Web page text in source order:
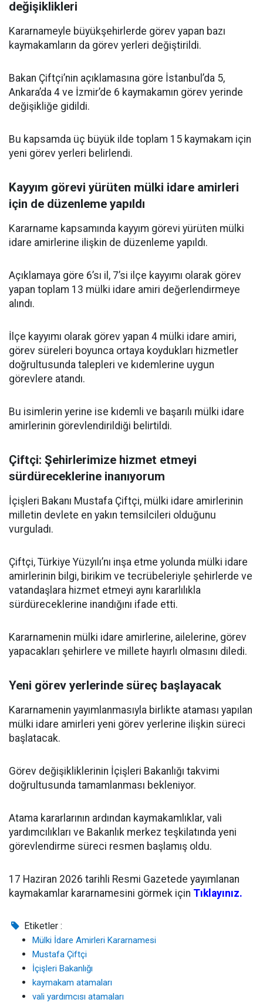
değişiklikleri
Kararnameyle büyükşehirlerde görev yapan bazı
kaymakamların da görev yerleri değiştirildi.
Bakan Çiftçi’nin açıklamasına göre İstanbul’da 5,
Ankara’da 4 ve İzmir’de 6 kaymakamın görev yerinde
değişikliğe gidildi.
Bu kapsamda üç büyük ilde toplam 15 kaymakam için
yeni görev yerleri belirlendi.
Kayyım görevi yürüten mülki idare amirleri
için de düzenleme yapıldı
Kararname kapsamında kayyım görevi yürüten mülki
idare amirlerine ilişkin de düzenleme yapıldı.
Açıklamaya göre 6’sı il, 7’si ilçe kayyımı olarak görev
yapan toplam 13 mülki idare amiri değerlendirmeye
alındı.
İlçe kayyımı olarak görev yapan 4 mülki idare amiri,
görev süreleri boyunca ortaya koydukları hizmetler
doğrultusunda talepleri ve kıdemlerine uygun
görevlere atandı.
Bu isimlerin yerine ise kıdemli ve başarılı mülki idare
amirlerinin görevlendirildiği belirtildi.
Çiftçi: Şehirlerimize hizmet etmeyi
sürdüreceklerine inanıyorum
İçişleri Bakanı Mustafa Çiftçi, mülki idare amirlerinin
milletin devlete en yakın temsilcileri olduğunu
vurguladı.
Çiftçi, Türkiye Yüzyılı’nı inşa etme yolunda mülki idare
amirlerinin bilgi, birikim ve tecrübeleriyle şehirlerde ve
vatandaşlara hizmet etmeyi aynı kararlılıkla
sürdüreceklerine inandığını ifade etti.
Kararnamenin mülki idare amirlerine, ailelerine, görev
yapacakları şehirlere ve millete hayırlı olmasını diledi.
Yeni görev yerlerinde süreç başlayacak
Kararnamenin yayımlanmasıyla birlikte ataması yapılan
mülki idare amirleri yeni görev yerlerine ilişkin süreci
başlatacak.
Görev değişikliklerinin İçişleri Bakanlığı takvimi
doğrultusunda tamamlanması bekleniyor.
Atama kararlarının ardından kaymakamlıklar, vali
yardımcılıkları ve Bakanlık merkez teşkilatında yeni
görevlendirme süreci resmen başlamış oldu.
17 Haziran 2026 tarihli Resmi Gazetede yayımlanan
kaymakamlar kararnamesini görmek için Tıklayınız.
Etiketler :
Mülki İdare Amirleri Kararnamesi
Mustafa Çiftçi
İçişleri Bakanlığı
kaymakam atamaları
vali yardımcısı atamaları